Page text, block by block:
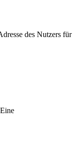
des Nutzers für